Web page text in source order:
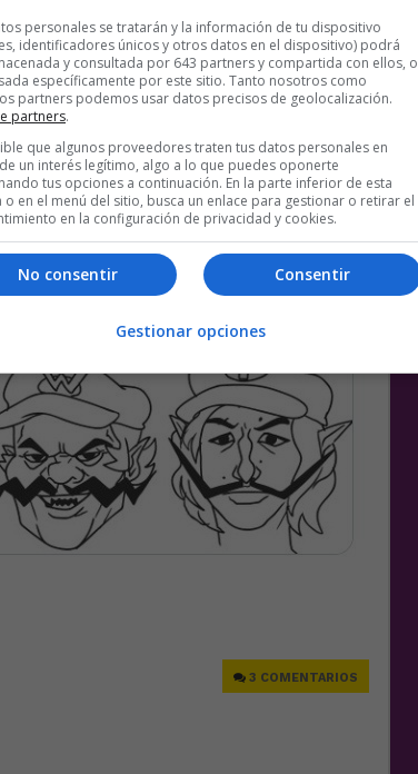
3 COMENTARIOS
personales se tratarán y la información de tu dispositivo
identificadores únicos y otros datos en el dispositivo) podrá
y consultada por 643 partners y compartida con ellos, o
específicamente por este sitio. Tanto nosotros como
partners podemos usar datos precisos de geolocalización.
partners.
que algunos proveedores traten tus datos personales en
un interés legítimo, algo a lo que puedes oponerte
tus opciones a continuación. En la parte inferior de esta
o en el menú del sitio, busca un enlace para gestionar o retirar el
en la configuración de privacidad y cookies.
Consentir
No consentir
Gestionar opciones